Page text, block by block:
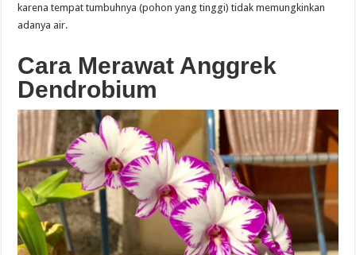
karena tempat tumbuhnya (pohon yang tinggi) tidak memungkinkan
adanya air.
Cara Merawat Anggrek
Dendrobium